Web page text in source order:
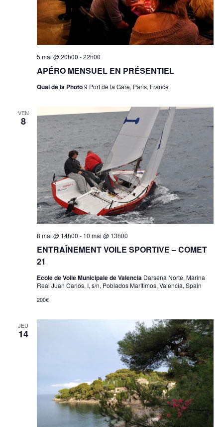
APÉRO MENSUEL EN PRÉSENTIEL
5 mai @ 20h00 -22h00
Quai de la Photo9 Port de la Gare, Paris, France
VEN
8
ENTRAÎNEMENT VOILE SPORTIVE – COMET
21
8 mai @ 14h00 - 10 mai @ 13h00
Ecole de Voile Municipale de Valencia Darsena Norte, Marina
Real Juan Carlos, I, s/n, Poblados Marítimos, Valencia, Spain
200€
JEU
14